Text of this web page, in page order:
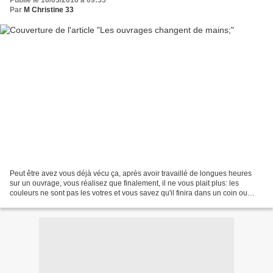
Par M Christine 33
Peut être avez vous déjà vécu ça, après avoir travaillé de longues heures
sur un ouvrage, vous réalisez que finalement, il ne vous plait plus: les
couleurs ne sont pas les votres et vous savez qu'il finira dans un coin ou